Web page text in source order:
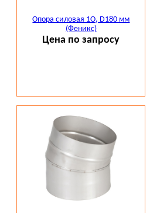
Опора силовая 1О, D180 мм
(Феникс)
Цена по запросу